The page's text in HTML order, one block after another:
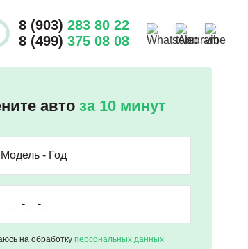
8 (903) 283 80 22
8 (499) 375 08 08
авто за 10 минут
на обработку персональных данных